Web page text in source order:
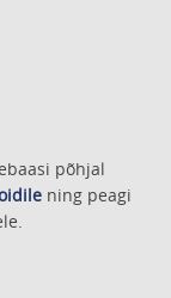
põhjal
ning peagi